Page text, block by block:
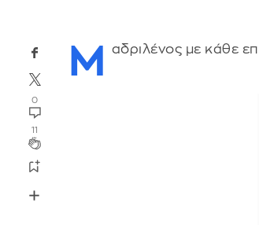
0
11
Μ αδριλένος με κάθε